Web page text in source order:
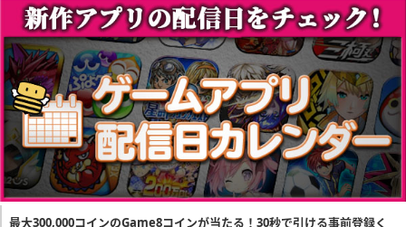
最大300,000コインのGame8コインが当たる！30秒で引ける事前登録く